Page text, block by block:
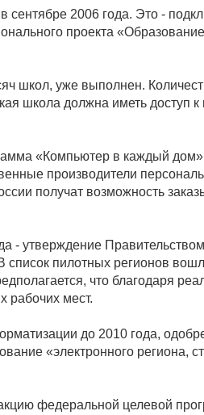
сентябре 2006 года. Это -
проекта
школ, уже выполнен.
школа должна иметь доступ
«Компьютер в каждый
производители
получат возможность
- утверждение
пилотных регионов
что благодаря
рабочих мест.
до 2010 года,
«электронного региона,
федеральной целевой